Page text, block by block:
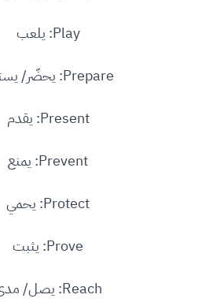
Play: يلعب
Prepare: يحضّر/ يستعدّ
Present: يقدم
Prevent: يمنع
Protect: يحمي
Prove: يثبت
Reach: يصل/ مدى